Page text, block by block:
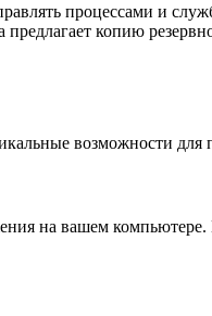
процессами и
копию
возможности для
на вашем